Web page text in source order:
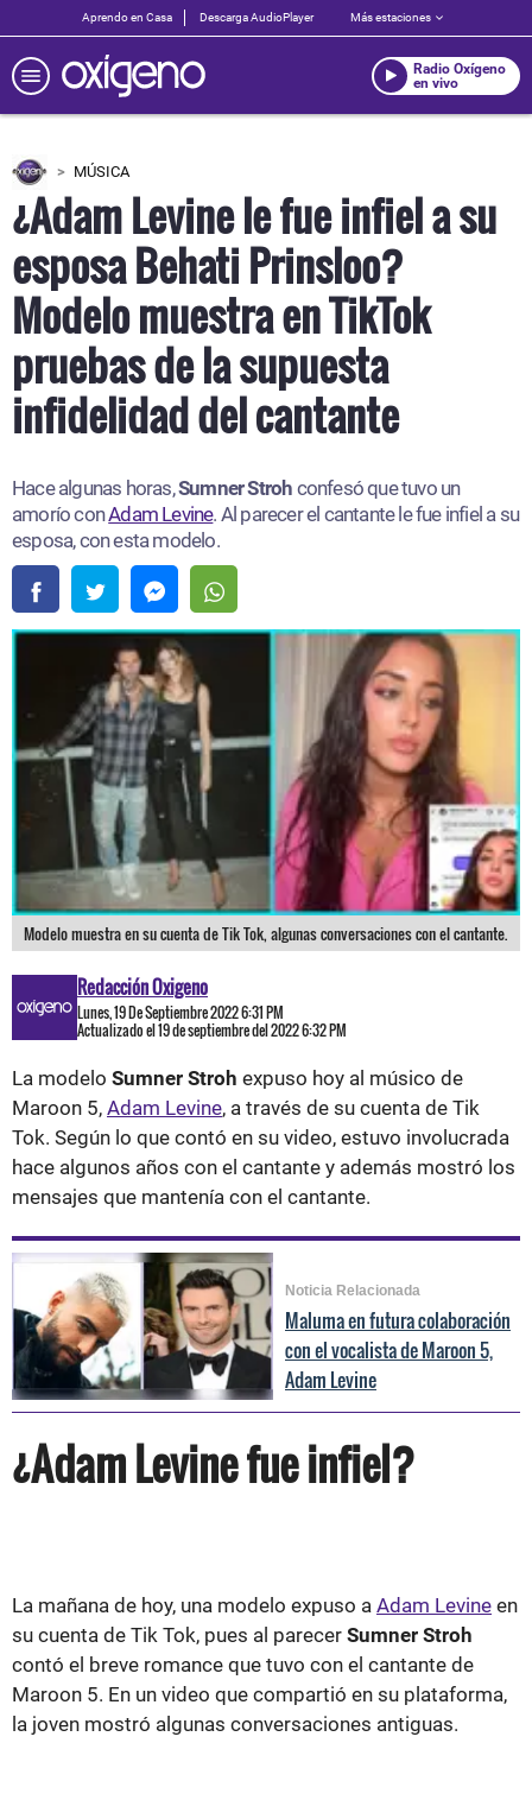
Aprendo en Casa Descarga AudioPlayer Más estaciones
Radio Oxígeno
en vivo
MÚSICA
¿Adam Levine le fue infiel a su
esposa Behati Prinsloo?
Modelo muestra en TikTok
pruebas de la supuesta
infidelidad del cantante
Hace algunas horas,Sumner Stroh confesó que tuvo un
amorío conAdam Levine. Al parecer el cantante le fue infiel a su
esposa, con esta modelo.
Modelo muestra en su cuenta de Tik Tok, algunas conversaciones con el cantante.
Redacción Oxigeno
Lunes, 19 De Septiembre 2022 6:31 PM
Actualizado el 19 de septiembre del 2022 6:32 PM
La modelo Sumner Stroh expuso hoy al músico de
Maroon 5, Adam Levine, a través de su cuenta de Tik
Tok. Según lo que contó en su video, estuvo involucrada
hace algunos años con el cantante y además mostró los
mensajes que mantenía con el cantante.
Noticia Relacionada
Maluma en futura colaboración
con el vocalista de Maroon 5,
Adam Levine
¿Adam Levine fue infiel?
La mañana de hoy, una modelo expuso a Adam Levine en
su cuenta de Tik Tok, pues al parecer Sumner Stroh
contó el breve romance que tuvo con el cantante de
Maroon 5. En un video que compartió en su plataforma,
la joven mostró algunas conversaciones antiguas.